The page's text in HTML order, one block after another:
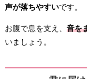
声が落ちやすいです。
お腹で息を支え、 音を
いましょう。